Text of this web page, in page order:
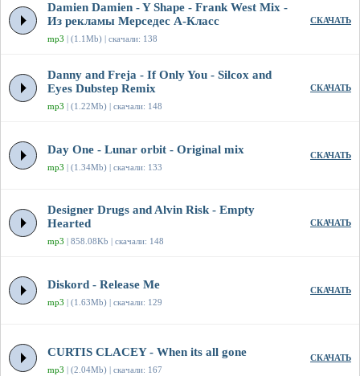
Damien Damien - Y Shape - Frank West Mix -
Из рекламы Мерседес А-Класс
mp3 | (1.1Mb) | скачали: 138
СКАЧАТЬ
Danny and Freja - If Only You - Silcox and
Eyes Dubstep Remix
mp3 | (1.22Mb) | скачали: 148
СКАЧАТЬ
Day One - Lunar orbit - Original mix
mp3 | (1.34Mb) | скачали: 133
СКАЧАТЬ
Designer Drugs and Alvin Risk - Empty
Hearted
mp3 | 858.08Kb | скачали: 148
СКАЧАТЬ
Diskord - Release Me
mp3 | (1.63Mb) | скачали: 129
СКАЧАТЬ
CURTIS CLACEY - When its all gone
mp3 | (2.04Mb) | скачали: 167
СКАЧАТЬ